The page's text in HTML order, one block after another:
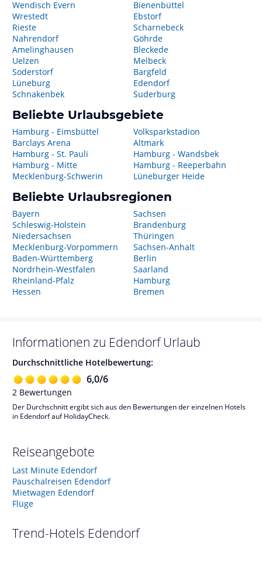
Wendisch Evern
Wrestedt
Rieste
Nahrendorf
Amelinghausen
Uelzen
Soderstorf
Lüneburg
Schnakenbek
Bienenbüttel
Ebstorf
Scharnebeck
Göhrde
Bleckede
Melbeck
Bargfeld
Edendorf
Suderburg
Beliebte Urlaubsgebiete
Hamburg - Eimsbüttel
Barclays Arena
Hamburg - St. Pauli
Hamburg - Mitte
Mecklenburg-Schwerin
Volksparkstadion
Altmark
Hamburg - Wandsbek
Hamburg - Reeperbahn
Lüneburger Heide
Beliebte Urlaubsregionen
Bayern
Schleswig-Holstein
Niedersachsen
Mecklenburg-Vorpommern
Baden-Württemberg
Nordrhein-Westfalen
Rheinland-Pfalz
Hessen
Sachsen
Brandenburg
Thüringen
Sachsen-Anhalt
Berlin
Saarland
Hamburg
Bremen
Informationen zu Edendorf Urlaub
Durchschnittliche Hotelbewertung:
6,0/6
2 Bewertungen
Der Durchschnitt ergibt sich aus den Bewertungen der einzelnen Hotels
in Edendorf auf HolidayCheck.
Reiseangebote
Last Minute Edendorf
Pauschalreisen Edendorf
Mietwagen Edendorf
Flüge
Trend-Hotels Edendorf